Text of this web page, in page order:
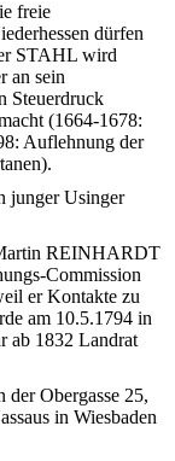
freie
dürfen
STAHL wird
an sein
Steuerdruck
(1664-1678:
Auflehnung der
junger Usinger
REINHARDT
Commission
er Kontakte zu
am 10.5.1794 in
ab 1832 Landrat
Obergasse 25,
in Wiesbaden